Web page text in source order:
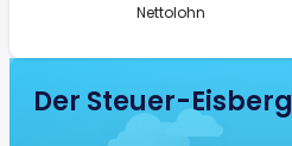
Nettolohn
Der Steuer-Eisberg